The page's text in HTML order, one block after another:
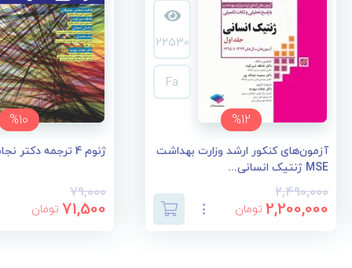
%12
22530
Fa
آزمون‌های کنکور ارشد وزارت بهداشت
MSE ژنتیک انسانی...
2,490,000
2,200,000 تومان
%10
ژنوم 4 ترجمه دکتر نجات مهدیه
79,000
71,500 تومان